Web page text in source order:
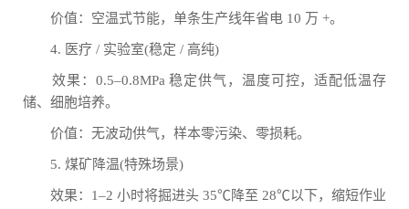
价值：空温式节能，单条生产线年省电 10 万 +。
4. 医疗 / 实验室(稳定 / 高纯)
效果：0.5–0.8MPa 稳定供气，温度可控，适配低温存
储、细胞培养。
价值：无波动供气，样本零污染、零损耗。
5. 煤矿降温(特殊场景)
效果：1–2 小时将掘进头 35℃降至 28℃以下，缩短作业